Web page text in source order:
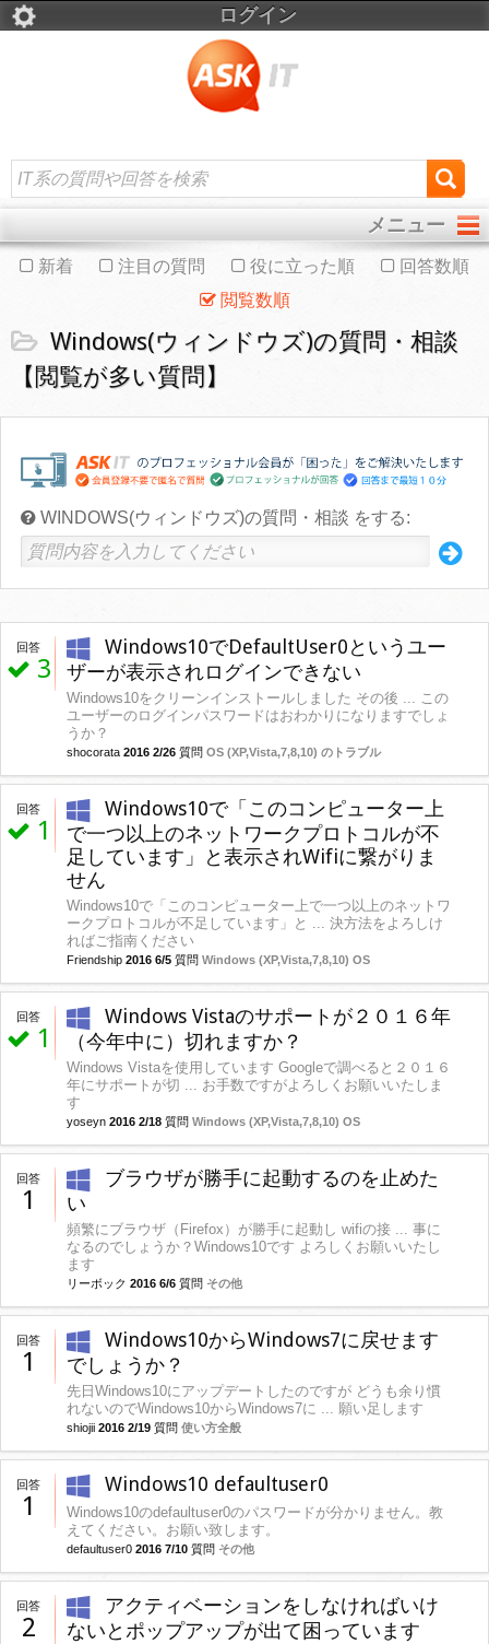
ログイン
メニュー
新着 注目の質問 役に立った順
回答数順
閲覧数順
Windows(ウィンドウズ)の質問・相談
【閲覧が多い質問】
WINDOWS(ウィンドウズ)の質問・相談 をする:
回答
3
Windows10でDefaultUser0というユー
ザーが表示されログインできない
Windows10をクリーンインストールしました その後 ... この
ユーザーのログインパスワードはおわかりになりますでしょ
うか？
shocorata 2016 2/26 質問 OS (XP,Vista,7,8,10) のトラブル
回答
1
Windows10で「このコンピューター上
で一つ以上のネットワークプロトコルが不
足しています」と表示されWifiに繋がりま
せん
Windows10で「このコンピューター上で一つ以上のネットワ
ークプロトコルが不足しています」と ... 決方法をよろしけ
ればご指南ください
Friendship 2016 6/5 質問 Windows (XP,Vista,7,8,10) OS
回答
1
Windows Vistaのサポートが２０１６年
（今年中に）切れますか？
Windows Vistaを使用しています Googleで調べると２０１６
年にサポートが切 ... お手数ですがよろしくお願いいたしま
す
yoseyn 2016 2/18 質問 Windows (XP,Vista,7,8,10) OS
回答
1
ブラウザが勝手に起動するのを止めた
い
頻繁にブラウザ（Firefox）が勝手に起動し wifiの接 ... 事に
なるのでしょうか？Windows10です よろしくお願いいたし
ます
リーボック 2016 6/6 質問 その他
回答
1
Windows10からWindows7に戻せます
でしょうか？
先日Windows10にアップデートしたのですが どうも余り慣
れないのでWindows10からWindows7に ... 願い足します
shiojii 2016 2/19 質問 使い方全般
回答
1
Windows10 defaultuser0
Windows10のdefaultuser0のパスワードが分かりません。教
えてください。お願い致します。
defaultuser0 2016 7/10 質問 その他
回答
2
アクティベーションをしなければいけ
ないとポップアップが出て困っています